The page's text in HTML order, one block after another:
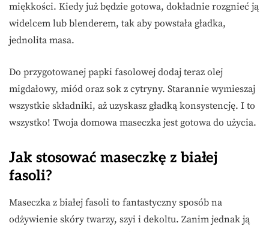
miękkości. Kiedy już będzie gotowa, dokładnie rozgnieć ją
widelcem lub blenderem, tak aby powstała gładka,
jednolita masa.
Do przygotowanej papki fasolowej dodaj teraz olej
migdałowy, miód oraz sok z cytryny. Starannie wymieszaj
wszystkie składniki, aż uzyskasz gładką konsystencję. I to
wszystko! Twoja domowa maseczka jest gotowa do użycia.
Jak stosować maseczkę z białej
fasoli?
Maseczka z białej fasoli to fantastyczny sposób na
odżywienie skóry twarzy, szyi i dekoltu. Zanim jednak ją